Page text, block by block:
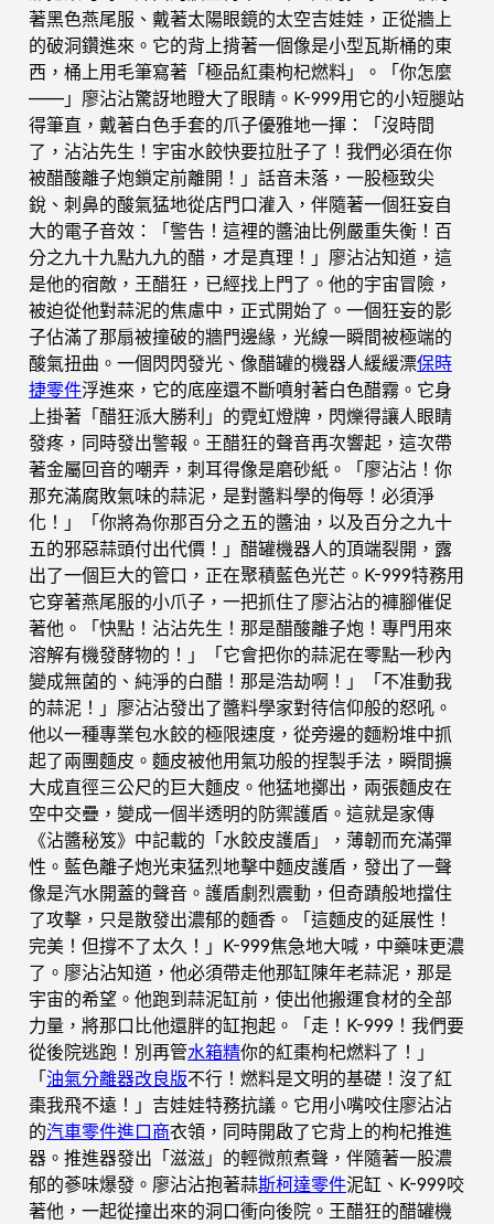
著黑色燕尾服、戴著太陽眼鏡的太空吉娃娃，正從牆上
的破洞鑽進來。它的背上揹著一個像是小型瓦斯桶的東
西，桶上用毛筆寫著「極品紅棗枸杞燃料」。「你怎麼
——」廖沾沾驚訝地瞪大了眼睛。K-999用它的小短腿站
得筆直，戴著白色手套的爪子優雅地一揮：「沒時間
了，沾沾先生！宇宙水餃快要拉肚子了！我們必須在你
被醋酸離子炮鎖定前離開！」話音未落，一股極致尖
銳、刺鼻的酸氣猛地從店門口灌入，伴隨著一個狂妄自
大的電子音效：「警告！這裡的醬油比例嚴重失衡！百
分之九十九點九九的醋，才是真理！」廖沾沾知道，這
是他的宿敵，王醋狂，已經找上門了。他的宇宙冒險，
被迫從他對蒜泥的焦慮中，正式開始了。一個狂妄的影
子佔滿了那扇被撞破的牆門邊緣，光線一瞬間被極端的
酸氣扭曲。一個閃閃發光、像醋罐的機器人緩緩漂保時
捷零件浮進來，它的底座還不斷噴射著白色醋霧。它身
上掛著「醋狂派大勝利」的霓虹燈牌，閃爍得讓人眼睛
發疼，同時發出警報。王醋狂的聲音再次響起，這次帶
著金屬回音的嘲弄，刺耳得像是磨砂紙。「廖沾沾！你
那充滿腐敗氣味的蒜泥，是對醬料學的侮辱！必須淨
化！」「你將為你那百分之五的醬油，以及百分之九十
五的邪惡蒜頭付出代價！」醋罐機器人的頂端裂開，露
出了一個巨大的管口，正在聚積藍色光芒。K-999特務用
它穿著燕尾服的小爪子，一把抓住了廖沾沾的褲腳催促
著他。「快點！沾沾先生！那是醋酸離子炮！專門用來
溶解有機發酵物的！」「它會把你的蒜泥在零點一秒內
變成無菌的、純淨的白醋！那是浩劫啊！」「不准動我
的蒜泥！」廖沾沾發出了醬料學家對待信仰般的怒吼。
他以一種專業包水餃的極限速度，從旁邊的麵粉堆中抓
起了兩團麵皮。麵皮被他用氣功般的捏製手法，瞬間擴
大成直徑三公尺的巨大麵皮。他猛地擲出，兩張麵皮在
空中交疊，變成一個半透明的防禦護盾。這就是家傳
《沾醬秘笈》中記載的「水餃皮護盾」，薄韌而充滿彈
性。藍色離子炮光束猛烈地擊中麵皮護盾，發出了一聲
像是汽水開蓋的聲音。護盾劇烈震動，但奇蹟般地擋住
了攻擊，只是散發出濃郁的麵香。「這麵皮的延展性！
完美！但撐不了太久！」K-999焦急地大喊，中藥味更濃
了。廖沾沾知道，他必須帶走他那缸陳年老蒜泥，那是
宇宙的希望。他跑到蒜泥缸前，使出他搬運食材的全部
力量，將那口比他還胖的缸抱起。「走！K-999！我們要
從後院逃跑！別再管水箱精你的紅棗枸杞燃料了！」
「油氣分離器改良版不行！燃料是文明的基礎！沒了紅
棗我飛不遠！」吉娃娃特務抗議。它用小嘴咬住廖沾沾
的汽車零件進口商衣領，同時開啟了它背上的枸杞推進
器。推進器發出「滋滋」的輕微煎煮聲，伴隨著一股濃
郁的蔘味爆發。廖沾沾抱著蒜斯柯達零件泥缸、K-999咬
著他，一起從撞出來的洞口衝向後院。王醋狂的醋罐機